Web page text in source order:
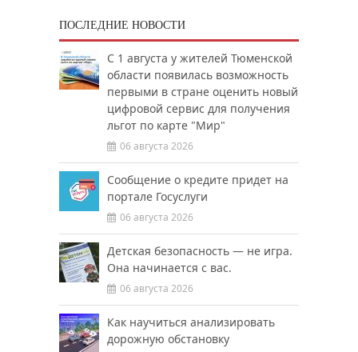
ПОСЛЕДНИЕ НОВОСТИ
С 1 августа у жителей Тюменской
области появилась возможность
первыми в стране оценить новый
цифровой сервис для получения
льгот по карте "Мир"
06 августа 2026
Сообщение о кредите придет на
портале Госуслуги
06 августа 2026
Детская безопасность — не игра.
Она начинается с вас.
06 августа 2026
Как научиться анализировать
дорожную обстановку